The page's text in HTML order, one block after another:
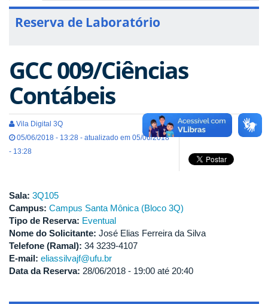
Reserva de Laboratório
GCC 009/Ciências
Contábeis
Vila Digital 3Q
05/06/2018 - 13:28 - atualizado em 05/06/2018
- 13:28
Sala: 3Q105
Campus: Campus Santa Mônica (Bloco 3Q)
Tipo de Reserva: Eventual
Nome do Solicitante: José Elias Ferreira da Silva
Telefone (Ramal): 34 3239-4107
E-mail: eliassilvajf@ufu.br
Data da Reserva: 28/06/2018 - 19:00 até 20:40